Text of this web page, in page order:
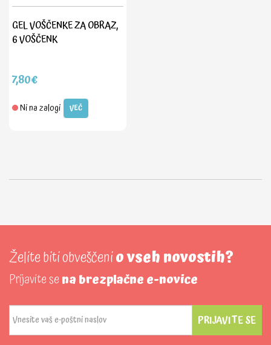
GEL VOŠČENKE ZA OBRAZ,
6 VOŠČENK
7,80€
Ni na zalogi VEČ
Želite biti obveščenio vseh novostih?
Prijavite sena brezplačne e-novice
PRIJAVITE SE